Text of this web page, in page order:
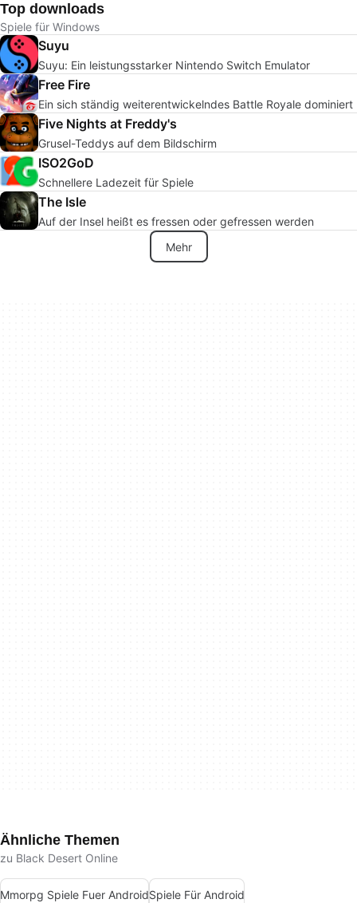
Top downloads
Spiele für Windows
Suyu
Suyu: Ein leistungsstarker Nintendo Switch Emulator
Free Fire
Ein sich ständig weiterentwickelndes Battle Royale dominiert
Five Nights at Freddy's
Grusel-Teddys auf dem Bildschirm
ISO2GoD
Schnellere Ladezeit für Spiele
The Isle
Auf der Insel heißt es fressen oder gefressen werden
Mehr
Ähnliche Themen
zu Black Desert Online
Mmorpg Spiele Fuer AndroidSpiele Für Android